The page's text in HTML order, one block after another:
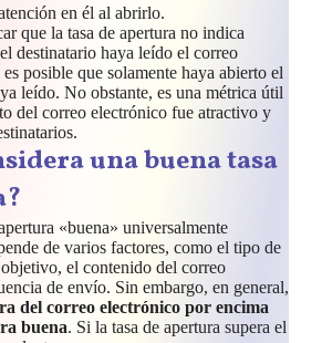
en él al abrirlo.
que la tasa de apertura no indica
destinatario haya leído el correo
posible que solamente haya abierto el
leído. No obstante, es una métrica útil
del correo electrónico fue atractivo y
una buena tasa
«buena» universalmente
de varios factores, como el tipo de
el contenido del correo
de envío. Sin embargo, en general,
del correo electrónico por encima
buena. Si la tasa de apertura supera el